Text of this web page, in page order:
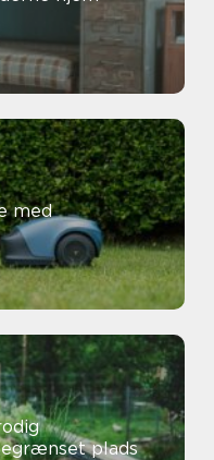
med
plads